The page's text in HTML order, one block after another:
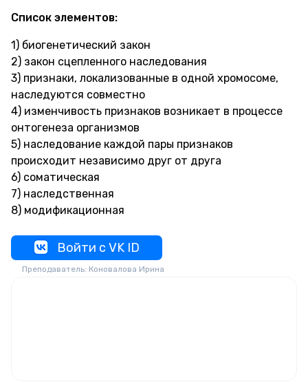
Список элементов:
1) биогенетический закон
2) закон сцепленного наследования
3) признаки, локализованные в одной хромосоме,
наследуются совместно
4) изменчивость признаков возникает в процессе
онтогенеза организмов
5) наследование каждой пары признаков
происходит независимо друг от друга
6) соматическая
7) наследственная
8) модификационная
Войти с VK ID
Преподаватель: Коновалова Ирина